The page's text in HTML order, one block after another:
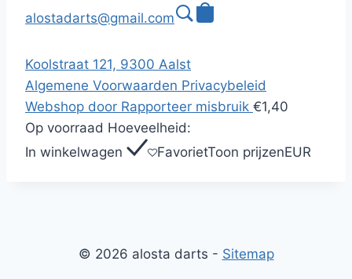
alostadarts@gmail.com
Koolstraat 121, 9300 Aalst
Algemene Voorwaarden Privacybeleid
Webshop door Rapporteer misbruik €1,40
Op voorraad Hoeveelheid:
In winkelwagen
FavorietToon prijzenEUR
© 2026 alosta darts - Sitemap